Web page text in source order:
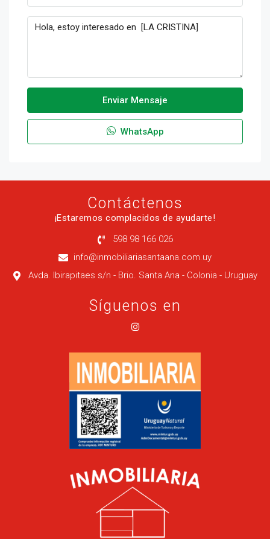
Enviar Mensaje
WhatsApp
Contáctenos
¡Estaremos complacidos de ayudarte!
598 98 166 026
info@inmobiliariasantaana.com.uy
Avda. Ibirapitaes s/n - Brio. Santa Ana - Colonia - Uruguay
Síguenos en